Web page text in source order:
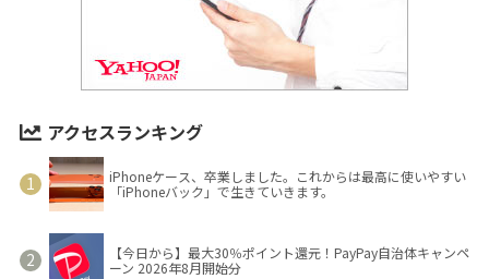
アクセスランキング
iPhoneケース、卒業しました。これからは最高に使いやすい
「iPhoneバック」で生きていきます。
【今日から】最大30％ポイント還元！PayPay自治体キャンペ
ーン 2026年8月開始分